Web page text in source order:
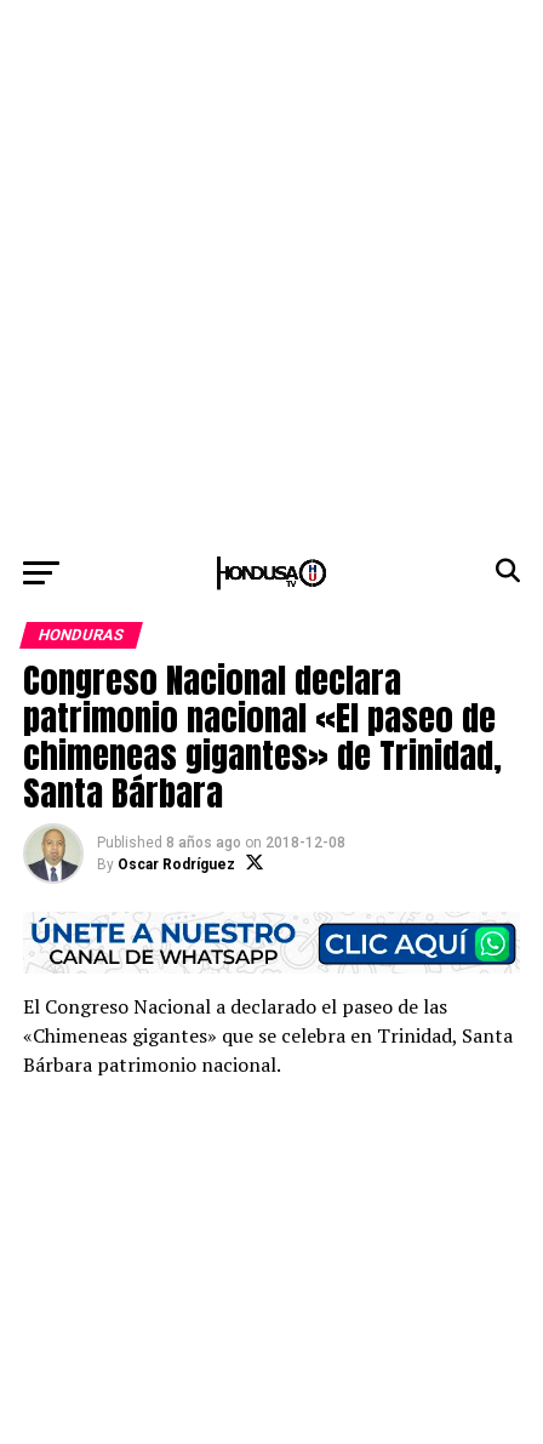
HONDURAS
Congreso Nacional declara
patrimonio nacional «El paseo de
chimeneas gigantes» de Trinidad,
Santa Bárbara
Published 8 años ago on 2018-12-08
By Oscar Rodríguez
El Congreso Nacional a declarado el paseo de las
«Chimeneas gigantes» que se celebra en Trinidad, Santa
Bárbara patrimonio nacional.